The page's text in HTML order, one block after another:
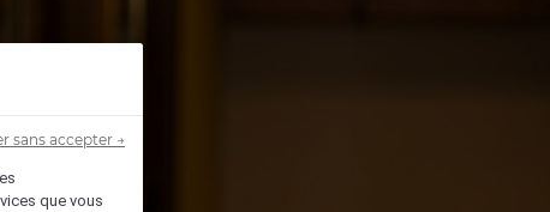
que vous
sans accepter →